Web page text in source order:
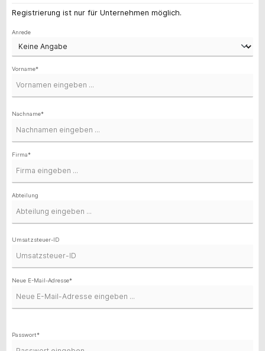
Persönliche Informationen
Registrierung ist nur für Unternehmen möglich.
Anrede
Vorname*
Nachname*
Firma*
Abteilung
Umsatzsteuer-ID
Neue E-Mail-Adresse*
Passwort*